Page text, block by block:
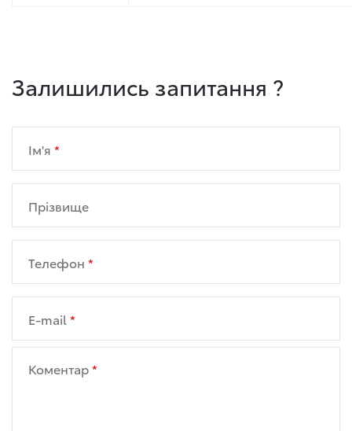
Залишились запитання ?
Ім'я
Прізвище
Телефон
E-mail
Коментар